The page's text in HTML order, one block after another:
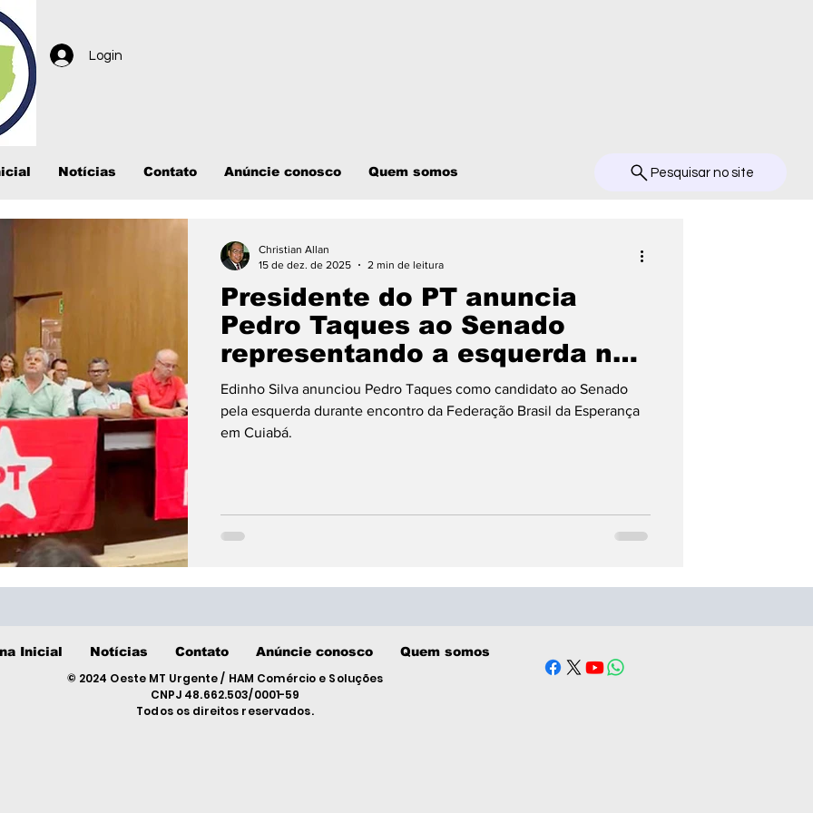
Login
Notícias Contato Anúncie conosco Quem somos Pesquisar no site
Presidente do PT anuncia
Pedro Taques ao Senado
representando a esquerda no
MT
Edinho Silva anunciou Pedro Taques como candidato ao Senado
pela esquerda durante encontro da Federação Brasil da Esperança
em Cuiabá.
Christian Allan
15 de dez. de 2025
2 min de leitura
Inicial Notícias Contato Anúncie conosco Quem somos
© 2024 Oeste MT Urgente / HAM Comércio e Soluções
CNPJ 48.662.503/0001-59
Todos os direitos reservados.